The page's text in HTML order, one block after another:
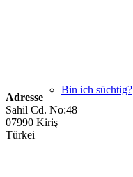
Bin ich süchtig?
Adresse
Sahil Cd. No:48
07990 Kiriş
Türkei